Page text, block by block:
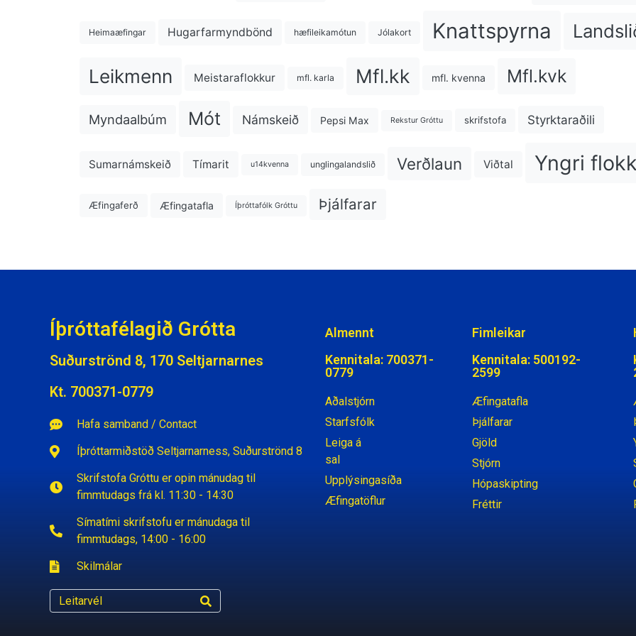
Heimaæfingar Hugarfarmyndbönd hæfileikamótun Jólakort Knattspyrna
Leikmenn Meistaraflokkur mfl. karla Mfl.kk mfl. kvenna Mfl.kvk
Myndaalbúm Mót Námskeið Pepsi Max Rekstur Gróttu skrifstofa Styrktaraðili
Sumarnámskeið Tímarit u14kvenna unglingalandslið Verðlaun Viðtal Yngri
Æfingaferð Æfingatafla Íþróttafólk Gróttu Þjálfarar
Íþróttafélagið Grótta
Suðurströnd 8, 170 Seltjarnarnes
Kt. 700371-0779
Hafa samband / Contact
Íþróttarmiðstöð Seltjarnarness, Suðurströnd 8
Skrifstofa Gróttu er opin mánudag til
fimmtudags frá kl. 11:30 - 14:30
Símatími skrifstofu er mánudaga til
fimmtudags, 14:00 - 16:00
Skilmálar
Almennt
Kennitala: 700371-
0779
Aðalstjórn
Starfsfólk
Leiga á
sal
Upplýsingasíða
Æfingatöflur
Fimleikar
Kennitala: 500192-
2599
Æfingatafla
Þjálfarar
Gjöld
Stjórn
Hópaskipting
Fréttir